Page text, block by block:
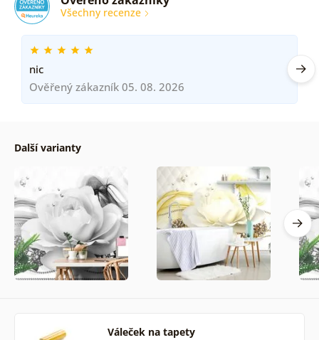
Všechny recenze
nic
Ověřený zákazník 05. 08. 2026
Další varianty
Váleček na tapety